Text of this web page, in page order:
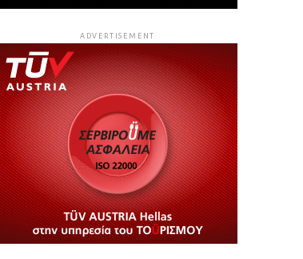
ADVERTISEMENT